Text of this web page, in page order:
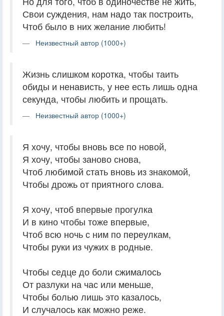
Свои суждения, нам надо так построить,
Чтоб было в них желание любить!
Неизвестный автор (1000+)
Жизнь слишком коротка, чтобы таить
обиды и ненависть, у нее есть лишь одна
секунда, чтобы любить и прощать.
Неизвестный автор (1000+)
Я хочу, чтобы вновь все по новой,
Я хочу, чтобы заново снова,
Чтоб любимой стать вновь из знакомой,
Чтобы дрожь от приятного слова.
Я хочу, чтоб впервые прогулка
И в кино чтобы тоже впервые,
Чтоб всю ночь с ним по переулкам,
Чтобы руки из чужих в родные.
Чтобы седце до боли сжималось
От разлуки на час или меньше,
Чтобы болью лишь это казалось,
И случалось как можно реже.